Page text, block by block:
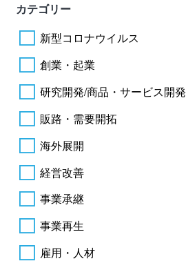
カテゴリー
新型コロナウイルス
創業・起業
研究開発/商品・サービス開発
販路・需要開拓
海外展開
経営改善
事業承継
事業再生
雇用・人材